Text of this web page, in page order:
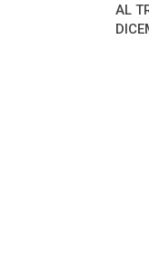
AL